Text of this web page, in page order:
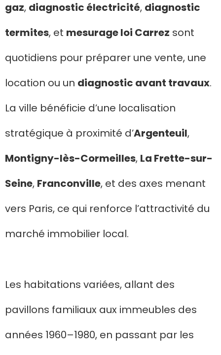
gaz, diagnostic électricité, diagnostic
termites, et mesurage loi Carrez sont
quotidiens pour préparer une vente, une
location ou un diagnostic avant travaux.
La ville bénéficie d’une localisation
stratégique à proximité d’Argenteuil,
Montigny-lès-Cormeilles, La Frette-sur-
Seine, Franconville, et des axes menant
vers Paris, ce qui renforce l’attractivité du
marché immobilier local.
Les habitations variées, allant des
pavillons familiaux aux immeubles des
années 1960–1980, en passant par les